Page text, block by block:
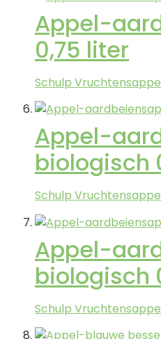
Appel-
0,75 liter
Schulp
Appel-
biologisch
Schulp
Appel-
biologisch
Schulp